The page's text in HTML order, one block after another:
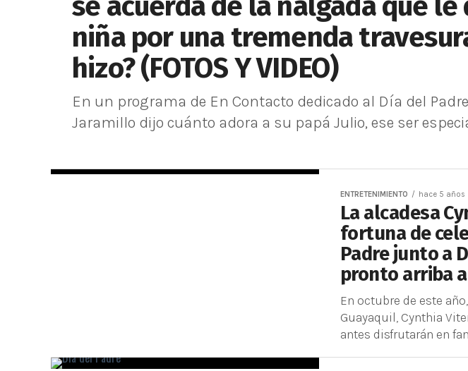
niña por una tremenda
hizo? (FOTOS Y VIDEO)
En un programa de En Contacto dedicado al Día del
Jaramillo dijo cuánto adora a su papá Julio, ese ser
ENTRETENIMIENTO hace 5 años
La alcadesa
fortuna de
Padre junto a
pronto arriba
En octubre de este
Guayaquil, Cynthia
antes disfrutarán en